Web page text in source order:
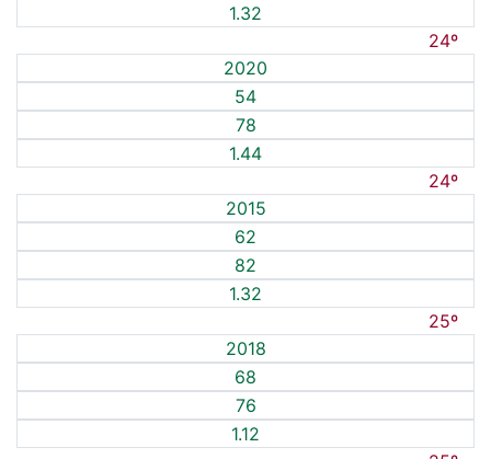
1.32
24º
2020
54
78
1.44
24º
2015
62
82
1.32
25º
2018
68
76
1.12